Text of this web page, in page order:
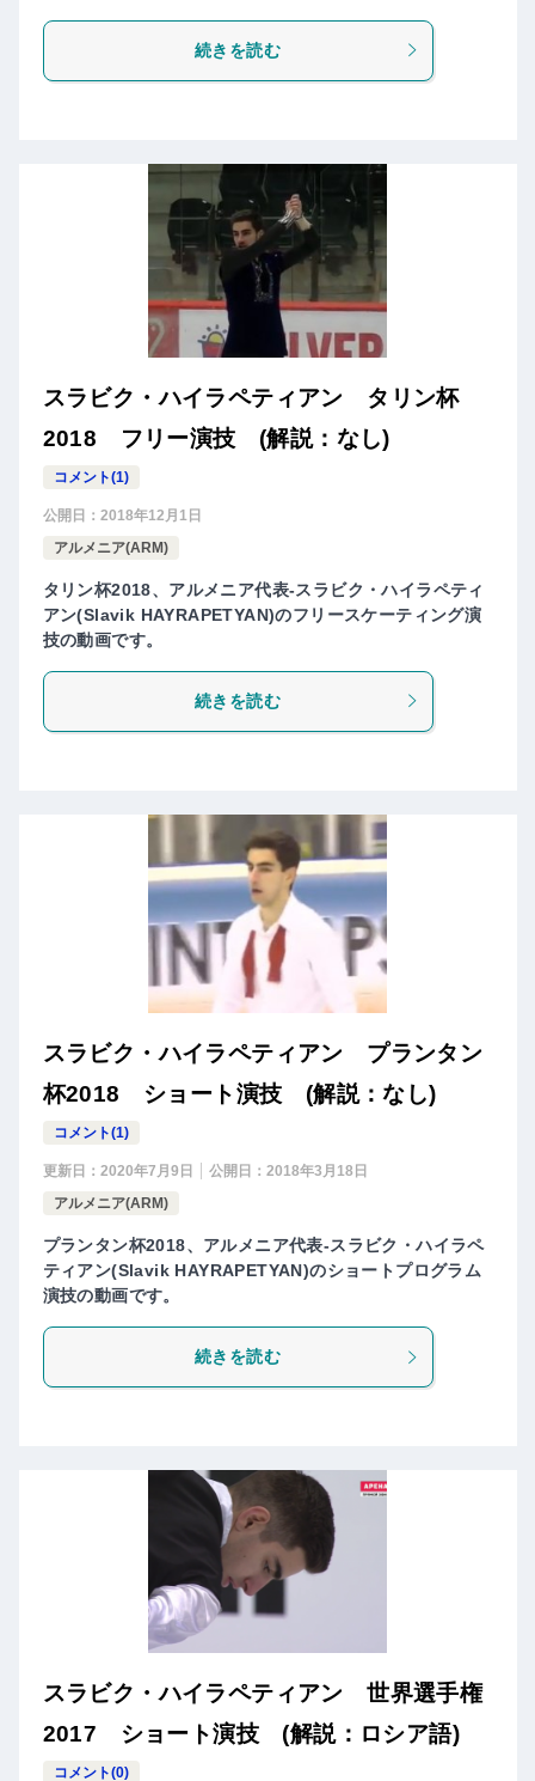
続きを読む
スラビク・ハイラペティアン タリン杯
2018 フリー演技 (解説：なし)
コメント(1)
公開日： 2018年12月1日
アルメニア(ARM)
タリン杯2018、アルメニア代表-スラビク・ハイラペティ
アン(Slavik HAYRAPETYAN)のフリースケーティング演
技の動画です。
続きを読む
スラビク・ハイラペティアン プランタン
杯2018 ショート演技 (解説：なし)
コメント(1)
更新日： 2020年7月9日 公開日： 2018年3月18日
アルメニア(ARM)
プランタン杯2018、アルメニア代表-スラビク・ハイラペ
ティアン(Slavik HAYRAPETYAN)のショートプログラム
演技の動画です。
続きを読む
スラビク・ハイラペティアン 世界選手権
2017 ショート演技 (解説：ロシア語)
コメント(0)